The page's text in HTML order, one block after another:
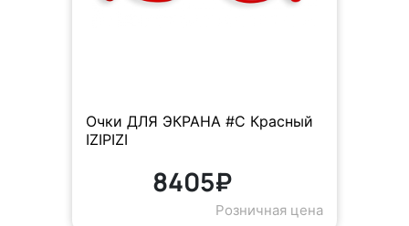
Очки ДЛЯ ЭКРАНА #C Красный
IZIPIZI
8405₽
Розничная цена